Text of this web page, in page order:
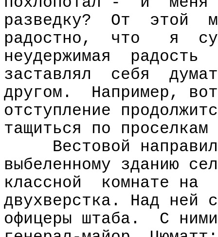
разведку?
От этой
радостно,
что я
неудержимая
радость
заставлял
себя
другом.
Например,
отступление
тащиться по
Вестовой направил
выбеленному зданию
классной
комнате на
двухверстка. Над ней
офицеры штаба.
С